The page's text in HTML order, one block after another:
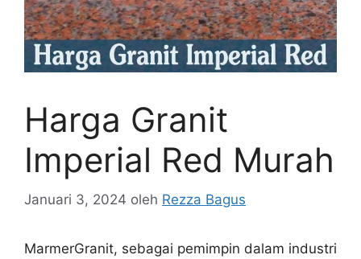
Harga Granit
Imperial Red Murah
Januari 3, 2024 oleh Rezza Bagus
MarmerGranit, sebagai pemimpin dalam industri